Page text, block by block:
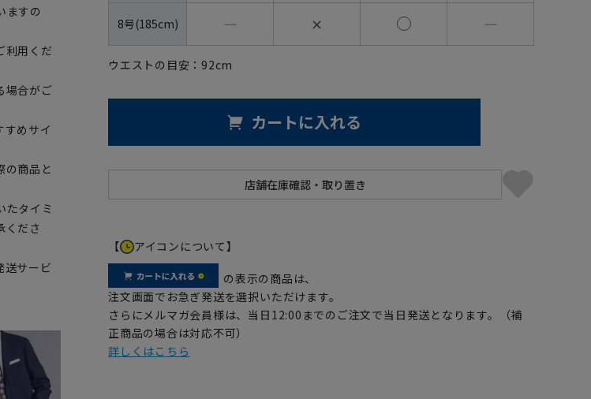
ますの
利用くだ
場合がご
めサイ
の商品と
たタイミ
くださ
送サービ
8号(185cm) ― ✕ ―
ウエストの目安： 92cm
カートに入れる
【 アイコンについて】
の表示の商品は、
注文画面でお急ぎ発送を選択いただけます。
さらにメルマガ会員様は、当日12:00までのご注文で当日発送となります。（補
正商品の場合は対応不可）
詳しくはこちら